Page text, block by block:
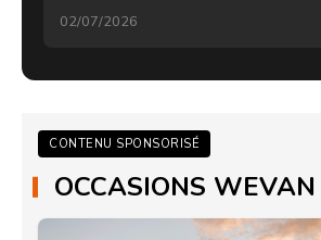
02/07/2026
CONTENU SPONSORISÉ
OCCASIONS WEVAN